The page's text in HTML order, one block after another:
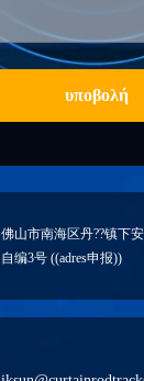
υποβολή
佛山市南海区丹??镇下
自编3号 ((adres申报))